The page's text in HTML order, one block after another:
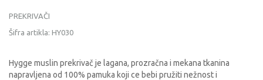
PREKRIVAČI
Šifra artikla: HY030
Hygge muslin prekrivač je lagana, prozračna i mekana tkanina
napravljena od 100% pamuka koji ce bebi pružiti nežnost i